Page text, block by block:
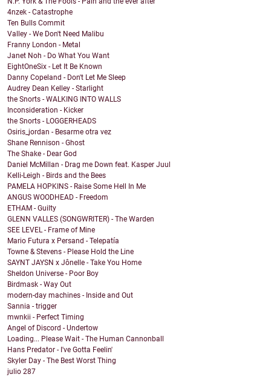
4nzek - Catastrophe
Ten Bulls Commit
Valley - We Don't Need Malibu
Franny London - Metal
Janet Noh - Do What You Want
EightOneSix - Let It Be Known
Danny Copeland - Don't Let Me Sleep
Audrey Dean Kelley - Starlight
the Snorts - WALKING INTO WALLS
Inconsideration - Kicker
the Snorts - LOGGERHEADS
Osiris_jordan - Besarme otra vez
Shane Rennison - Ghost
The Shake - Dear God
Daniel McMillan - Drag me Down feat. Kasper Juul
Kelli-Leigh - Birds and the Bees
PAMELA HOPKINS - Raise Some Hell In Me
ANGUS WOODHEAD - Freedom
ETHAM - Guilty
GLENN VALLES (SONGWRITER) - The Warden
SEE LEVEL - Frame of Mine
Mario Futura x Persand - Telepatía
Towne & Stevens - Please Hold the Line
SAYNT JAYSN x Jônelle - Take You Home
Sheldon Universe - Poor Boy
Birdmask - Way Out
modern-day machines - Inside and Out
Sannia - trigger
mwnkii - Perfect Timing
Angel of Discord - Undertow
Loading... Please Wait - The Human Cannonball
Hans Predator - I've Gotta Feelin'
Skyler Day - The Best Worst Thing
julio 287